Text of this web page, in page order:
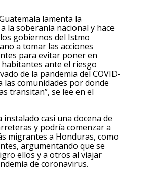
lamenta la
la soberanía nacional y hace
gobiernos del Istmo
a tomar las acciones
para evitar poner en
ante el riesgo
de la pandemia del COVID-
las comunidades por donde
transitan”, se lee en el
instalado casi una docena de
y podría comenzar a
migrantes a Honduras, como
argumentando que se
ellos y a otros al viajar
de coronavirus.